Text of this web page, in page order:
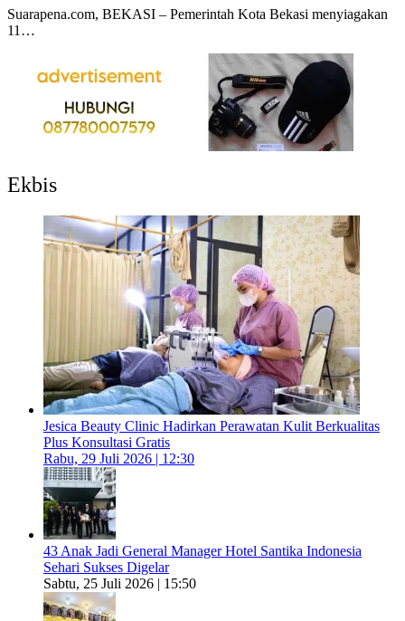
Suarapena.com, BEKASI – Pemerintah Kota Bekasi menyiagakan
11…
Ekbis
Jesica Beauty Clinic Hadirkan Perawatan Kulit Berkualitas
Plus Konsultasi Gratis
Rabu, 29 Juli 2026 | 12:30
43 Anak Jadi General Manager Hotel Santika Indonesia
Sehari Sukses Digelar
Sabtu, 25 Juli 2026 | 15:50